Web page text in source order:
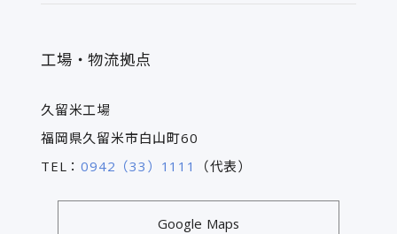
工場・物流拠点
久留米工場
福岡県久留米市白山町60
TEL：0942（33）1111 （代表）
Google Maps